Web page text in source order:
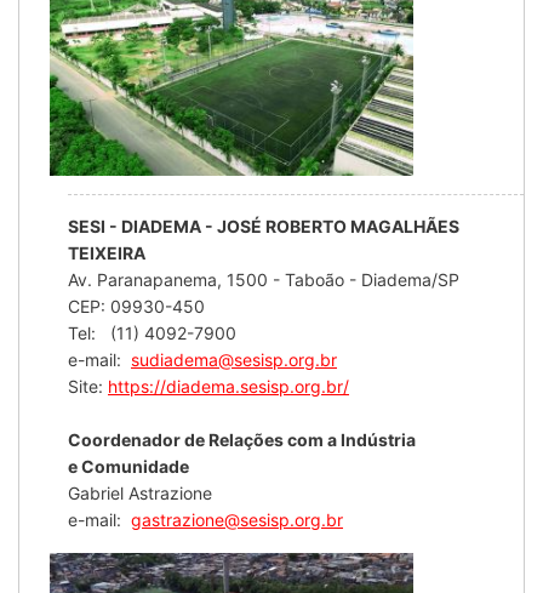
SESI - DIADEMA - JOSÉ ROBERTO MAGALHÃES
TEIXEIRA
Av. Paranapanema, 1500 - Taboão - Diadema/SP
CEP: 09930-450
Tel: (11) 4092-7900
e-mail: sudiadema@sesisp.org.br
Site: https://diadema.sesisp.org.br/
Coordenador de Relações com a Indústria
e Comunidade
Gabriel Astrazione
e-mail: gastrazione@sesisp.org.br